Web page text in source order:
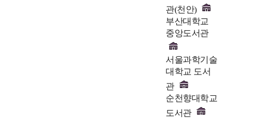
관(천안)
부산대학교
중앙도서관
서울과학기술
대학교 도서
관
순천향대학교
도서관